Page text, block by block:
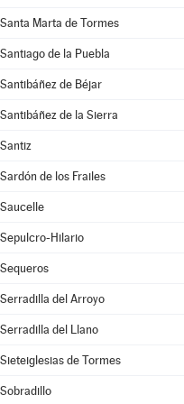
Santa Marta de Tormes
Santiago de la Puebla
Santibáñez de Béjar
Santibáñez de la Sierra
Santiz
Sardón de los Frailes
Saucelle
Sepulcro-Hilario
Sequeros
Serradilla del Arroyo
Serradilla del Llano
Sieteiglesias de Tormes
Sobradillo